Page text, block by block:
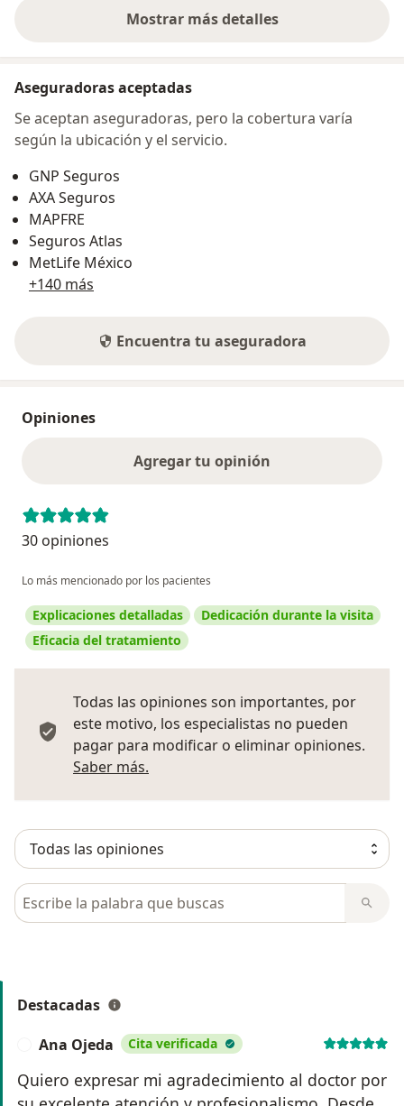
Mostrar más detalles
sobre la dirección
Aseguradoras aceptadas
Se aceptan aseguradoras, pero la cobertura varía
según la ubicación y el servicio.
GNP Seguros
AXA Seguros
MAPFRE
Seguros Atlas
MetLife México
+140 más
Encuentra tu aseguradora
Opiniones
Agregar tu opinión
30 opiniones
Lo más mencionado por los pacientes
Explicaciones detalladas
Dedicación durante la visita
Eficacia del tratamiento
Todas las opiniones son importantes, por
este motivo, los especialistas no pueden
pagar para modificar o eliminar opiniones.
Saber más.
Busca en opiniones
Destacadas
Ana Ojeda Cita verificada
Quiero expresar mi agradecimiento al doctor por